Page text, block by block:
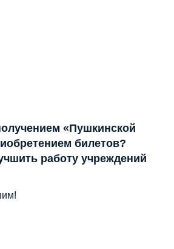
«Пушкинской
билетов?
работу учреждений